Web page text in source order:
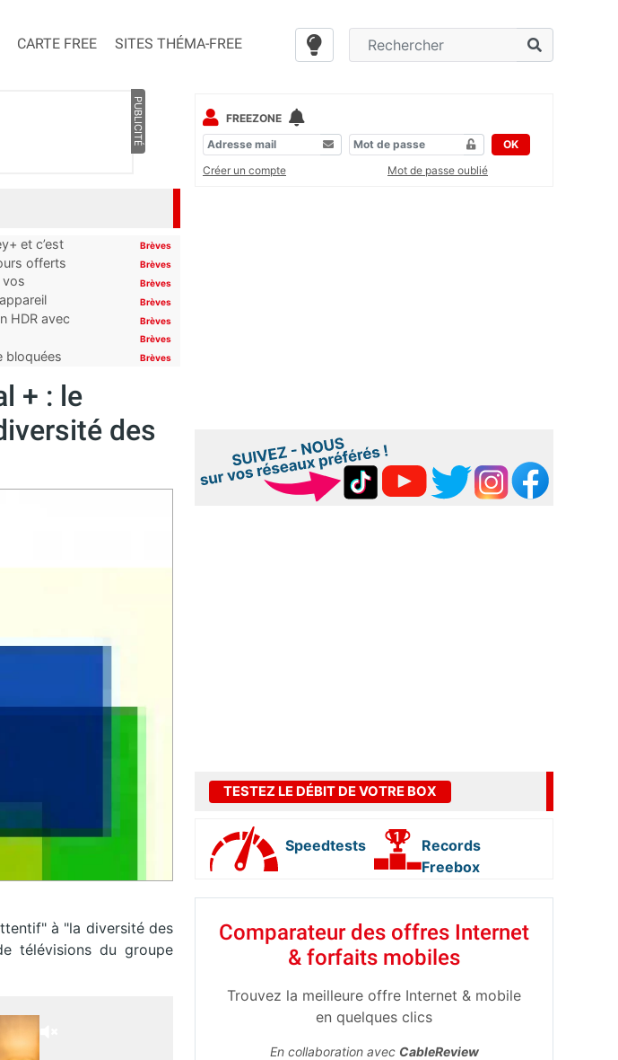
CARTE FREE SITES THÉMA-FREE
PUBLICITÉ
et c’est
Brèves
offerts Brèves
vos
Brèves
Brèves
HDR avec
Brèves
Brèves
bloquées
Brèves
+ : le
des
à "la diversité des
télévisions du groupe
FREEZONE
OK
Créer un compte
Mot de passe oublié
TESTEZ LE DÉBIT DE VOTRE BOX
Speedtests
Records
Freebox
Comparateur des offres Internet
& forfaits mobiles
Trouvez la meilleure offre Internet & mobile
en quelques clics
En collaboration avec CableReview